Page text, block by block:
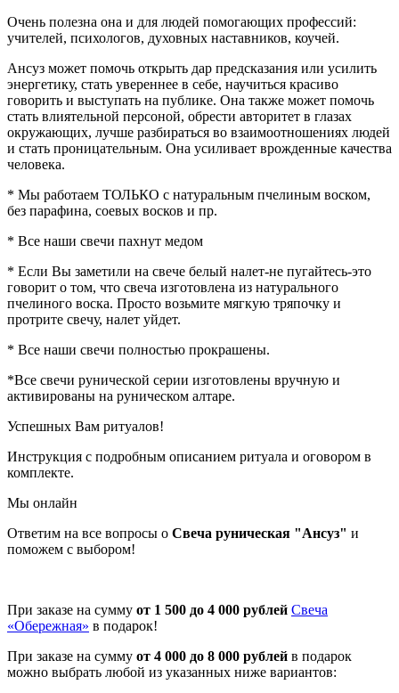
Очень полезна она и для людей помогающих профессий:
учителей, психологов, духовных наставников, коучей.
Ансуз может помочь открыть дар предсказания или усилить
энергетику, стать увереннее в себе, научиться красиво
говорить и выступать на публике. Она также может помочь
стать влиятельной персоной, обрести авторитет в глазах
окружающих, лучше разбираться во взаимоотношениях людей
и стать проницательным. Она усиливает врожденные качества
человека.
* Мы работаем ТОЛЬКО с натуральным пчелиным воском,
без парафина, соевых восков и пр.
* Все наши свечи пахнут медом
* Если Вы заметили на свече белый налет-не пугайтесь-это
говорит о том, что свеча изготовлена из натурального
пчелиного воска. Просто возьмите мягкую тряпочку и
протрите свечу, налет уйдет.
* Все наши свечи полностью прокрашены.
*Все свечи рунической серии изготовлены вручную и
активированы на руническом алтаре.
Успешных Вам ритуалов!
Инструкция с подробным описанием ритуала и оговором в
комплекте.
Мы онлайн
Ответим на все вопросы о Свеча руническая "Ансуз" и
поможем с выбором!
При заказе на сумму от 1 500 до 4 000 рублей Свеча
«Обережная» в подарок!
При заказе на сумму от 4 000 до 8 000 рублей в подарок
можно выбрать любой из указанных ниже вариантов: